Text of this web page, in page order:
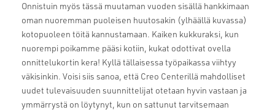
Onnistuin myös tässä muutaman vuoden sisällä hankkimaan
oman nuoremman puoleisen huutosakin (ylhäällä kuvassa)
kotopuoleen töitä kannustamaan. Kaiken kukkuraksi, kun
nuorempi poikamme pääsi kotiin, kukat odottivat ovella
onnittelukortin kera! Kyllä tällaisessa työpaikassa viihtyy
väkisinkin. Voisi siis sanoa, että Creo Centerillä mahdolliset
uudet tulevaisuuden suunnittelijat otetaan hyvin vastaan ja
ymmärrystä on löytynyt, kun on sattunut tarvitsemaan